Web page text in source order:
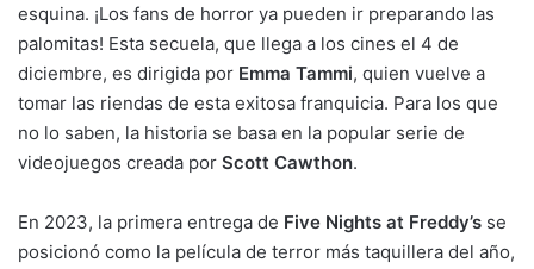
esquina. ¡Los fans de horror ya pueden ir preparando las
palomitas! Esta secuela, que llega a los cines el 4 de
diciembre, es dirigida por Emma Tammi, quien vuelve a
tomar las riendas de esta exitosa franquicia. Para los que
no lo saben, la historia se basa en la popular serie de
videojuegos creada por Scott Cawthon.
En 2023, la primera entrega de Five Nights at Freddy’s se
posicionó como la película de terror más taquillera del año,